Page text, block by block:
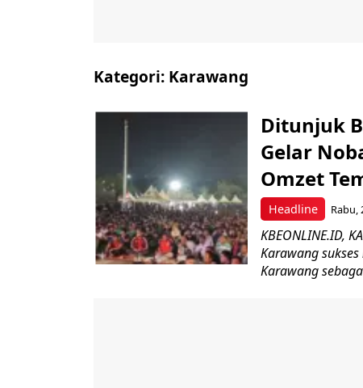
Kategori: Karawang
Headline
Ditunjuk
Gelar
Omzet
Rabu,
KBEONLINE.ID,
Karawang
Karawang